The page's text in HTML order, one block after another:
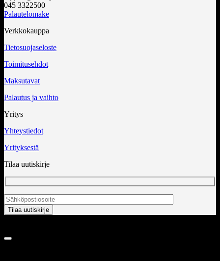
045 3322500
Palautelomake
Verkkokauppa
Tietosuojaseloste
Toimitusehdot
Maksutavat
Palautus ja vaihto
Yritys
Yhteystiedot
Yrityksestä
Tilaa uutiskirje